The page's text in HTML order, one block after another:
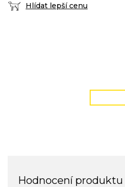
Hlídat lepší cenu
Hodnocení produktu